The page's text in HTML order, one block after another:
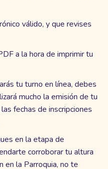
válido, y que revises
a la hora de imprimir tu
tu turno en línea, debes
mucho la emisión de tu
fechas de inscripciones
en la etapa de
corroborar tu altura
en la Parroquia, no te